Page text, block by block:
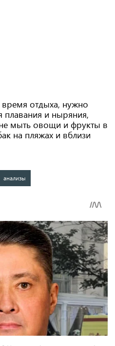
время отдыха, нужно
плавания и ныряния,
мыть овощи и фрукты в
на пляжах и вблизи
анализы